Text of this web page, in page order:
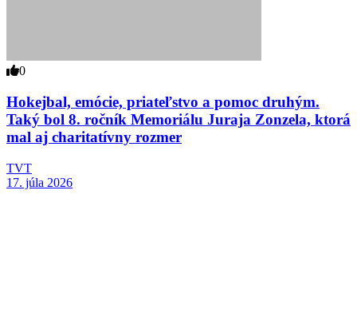
0
Hokejbal, emócie, priateľstvo a pomoc druhým.
Taký bol 8. ročník Memoriálu Juraja Zonzela, ktorá
mal aj charitatívny rozmer
TVT
17. júla 2026